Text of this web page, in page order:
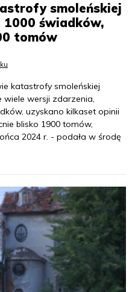
smoleńskiej
1000 świadków,
tomów
katastrofy smoleńskiej
wersji zdarzenia,
uzyskano kilkaset opinii
blisko 1900 tomów,
2024 r. - podała w środę